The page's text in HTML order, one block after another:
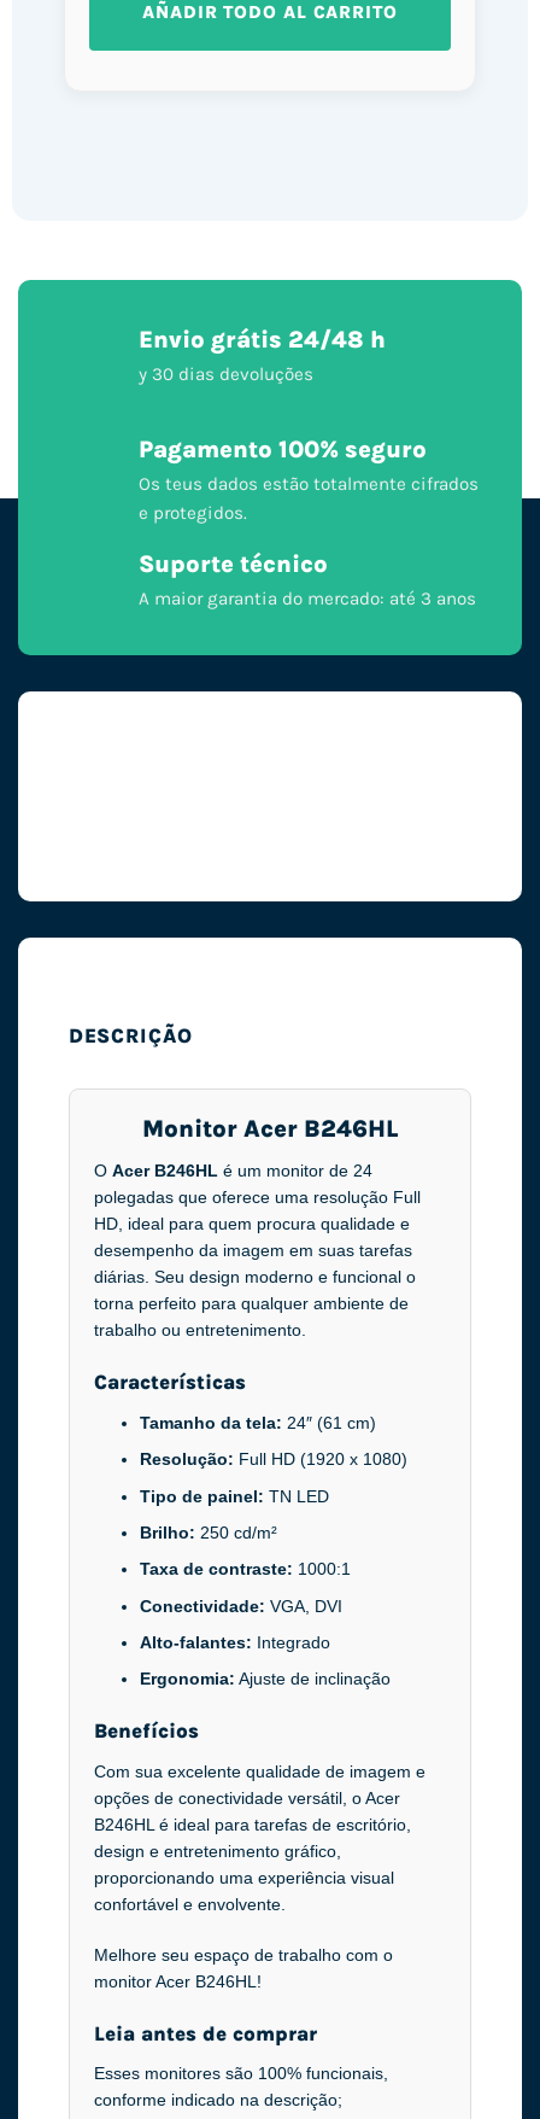
AÑADIR TODO AL CARRITO
Envio grátis 24/48 h
y 30 dias devoluções
Pagamento 100% seguro
Os teus dados estão totalmente cifrados
e protegidos.
Suporte técnico
A maior garantia do mercado: até 3 anos
DESCRIÇÃO
Monitor Acer B246HL
O Acer B246HLé um monitor de 24
polegadas que oferece uma resolução Full
HD, ideal para quem procura qualidade e
desempenho da imagem em suas tarefas
diárias. Seu design moderno e funcional o
torna perfeito para qualquer ambiente de
trabalho ou entretenimento.
Características
Tamanho da tela: 24″ (61 cm)
Resolução: Full HD (1920 x 1080)
Tipo de painel: TN LED
Brilho: 250 cd/m²
Taxa de contraste: 1000:1
Conectividade: VGA, DVI
Alto-falantes: Integrado
Ergonomia: Ajuste de inclinação
Benefícios
Com sua excelente qualidade de imagem e
opções de conectividade versátil, o Acer
B246HL é ideal para tarefas de escritório,
design e entretenimento gráfico,
proporcionando uma experiência visual
confortável e envolvente.
Melhore seu espaço de trabalho com o
monitor Acer B246HL!
Leia antes de comprar
Esses monitores são 100% funcionais,
conforme indicado na descrição;